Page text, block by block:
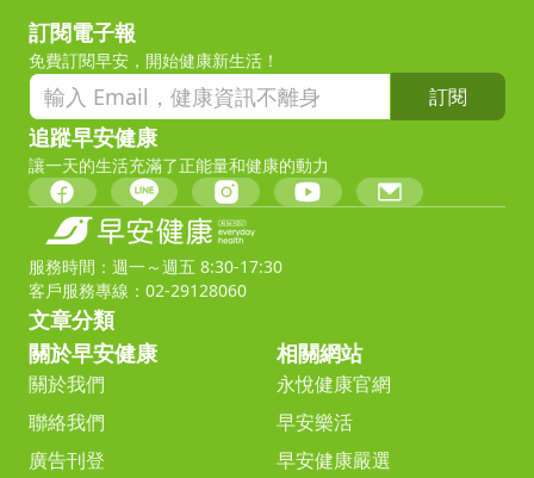
訂閱電子報
免費訂閱早安，開始健康新生活！
訂閱
追蹤早安健康
讓一天的生活充滿了正能量和健康的動力
服務時間：週一～週五 8:30-17:30
客戶服務專線：02-29128060
文章分類
關於早安健康
關於我們
聯絡我們
廣告刊登
相關網站
永悅健康官網
早安樂活
早安健康嚴選